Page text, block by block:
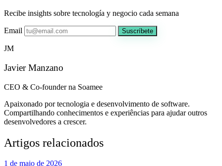
Recibe insights sobre tecnología y negocio cada semana
Email Suscríbete
JM
Javier Manzano
CEO & Co-founder na Soamee
Apaixonado por tecnologia e desenvolvimento de software.
Compartilhando conhecimentos e experiências para ajudar outros
desenvolvedores a crescer.
Artigos relacionados
1 de maio de 2026